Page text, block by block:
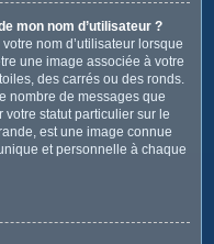
mon nom d’utilisateur ?
nom d’utilisateur lorsque
une image associée à votre
des carrés ou des ronds.
nombre de messages que
statut particulier sur le
est une image connue
et personnelle à chaque